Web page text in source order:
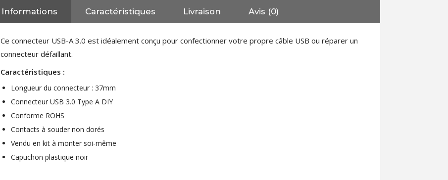
Informations Caractéristiques Livraison Avis (0)
Ce connecteur USB-A 3.0 est idéalement conçu pour confectionner votre propre câble USB ou réparer un
connecteur défaillant.
Caractéristiques :
Longueur du connecteur : 37mm
Connecteur USB 3.0 Type A DIY
Conforme ROHS
Contacts à souder non dorés
Vendu en kit à monter soi-même
Capuchon plastique noir